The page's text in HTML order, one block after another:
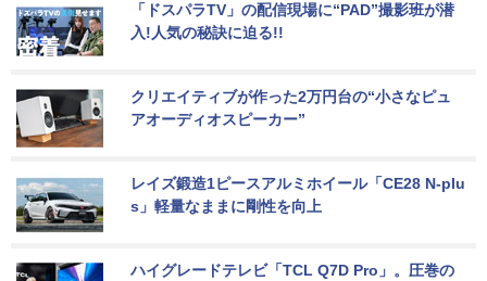
「ドスパラTV」の配信現場に“PAD”撮影班が潜
入!人気の秘訣に迫る!!
クリエイティブが作った2万円台の“小さなピュ
アオーディオスピーカー”
レイズ鍛造1ピースアルミホイール「CE28 N-plu
s」軽量なままに剛性を向上
ハイグレードテレビ「TCL Q7D Pro」。圧巻の